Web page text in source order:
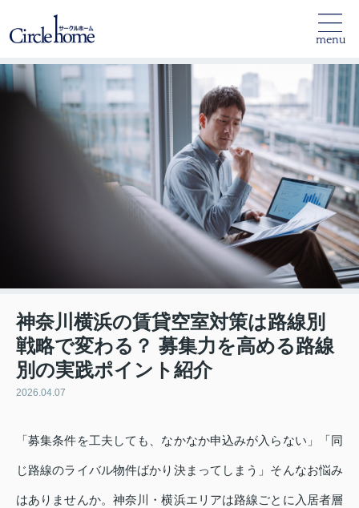
menu
神奈川横浜の賃貸空室対策は路線別
戦略で変わる？ 募集力を高める路線
別の実践ポイント紹介
2026.04.07
「募集条件を工夫しても、なかなか申込みが入らない」「同
じ路線のライバル物件ばかり決まってしまう」そんなお悩み
はありませんか。神奈川・横浜エリアは路線ごとに入居者層